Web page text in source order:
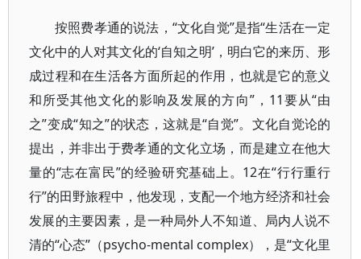
按照费孝通的说法，“文化自觉”是指“生活在一定
文化中的人对其文化的‘自知之明’，明白它的来历、形
成过程和在生活各方面所起的作用，也就是它的意义
和所受其他文化的影响及发展的方向”，11要从“由
之”变成“知之”的状态，这就是“自觉”。文化自觉论的
提出，并非出于费孝通的文化立场，而是建立在他大
量的“志在富民”的经验研究基础上。12在“行行重行
行”的田野旅程中，他发现，支配一个地方经济和社会
发展的主要因素，是一种局外人不知道、局内人说不
清的“心态”（psycho-mental complex），是“文化里